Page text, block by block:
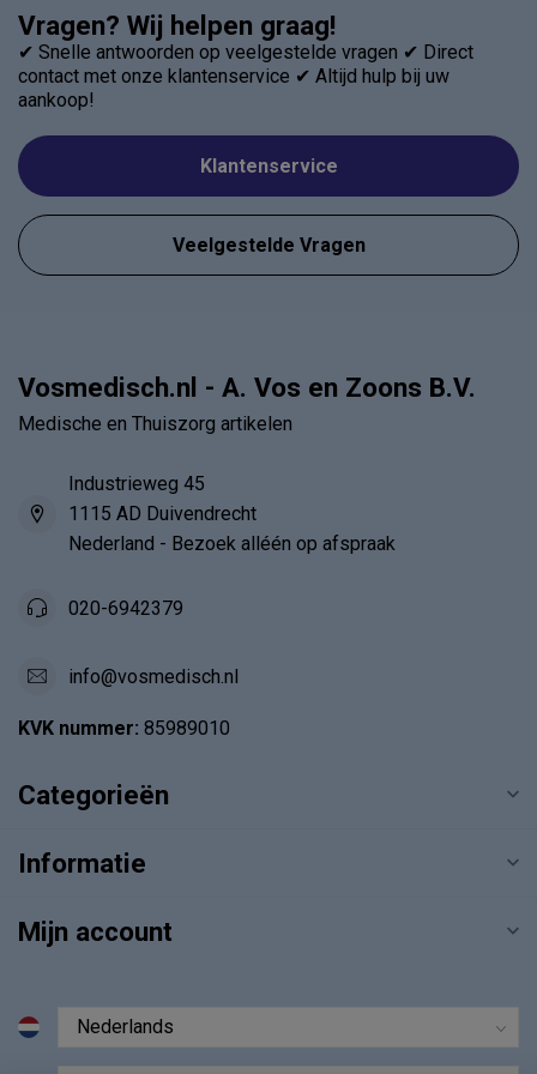
Vragen? Wij helpen graag!
✔ Snelle antwoorden op veelgestelde vragen ✔ Direct
contact met onze klantenservice ✔ Altijd hulp bij uw
aankoop!
Klantenservice
Veelgestelde Vragen
Vosmedisch.nl - A. Vos en Zoons B.V.
Medische en Thuiszorg artikelen
Industrieweg 45
1115 AD Duivendrecht
Nederland - Bezoek alléén op afspraak
020-6942379
info@vosmedisch.nl
KVK nummer: 85989010
Categorieën
Informatie
Mijn account